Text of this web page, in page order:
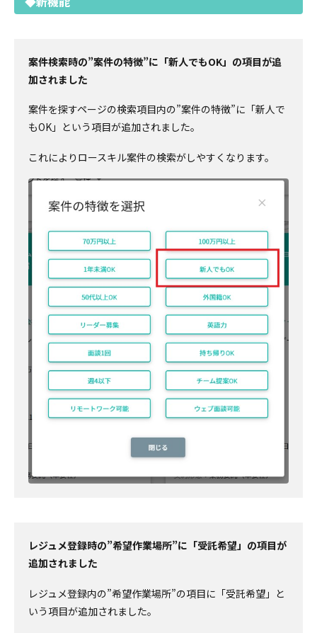
案件検索時の”案件の特徴”に「新人でもOK」の項目が追
加されました
案件を探すページの検索項目内の”案件の特徴”に「新人で
もOK」という項目が追加されました。
これによりロースキル案件の検索がしやすくなります。
レジュメ登録時の”希望作業場所”に「受託希望」の項目が
追加されました
レジュメ登録内の”希望作業場所”の項目に「受託希望」と
いう項目が追加されました。